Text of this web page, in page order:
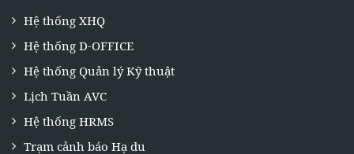
Hệ thống XHQ
Hệ thống D-OFFICE
Hệ thống Quản lý Kỹ thuật
Lịch Tuần AVC
Hệ thống HRMS
Trạm cảnh báo Hạ du